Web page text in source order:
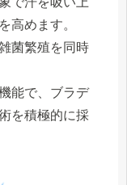
高めます。
菌繁殖を同時
能で、ブラデ
を積極的に採